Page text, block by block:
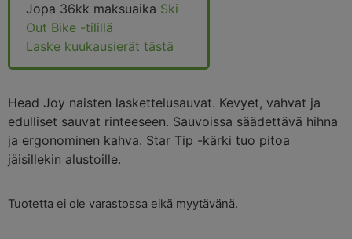
Jopa 36kk maksuaika Ski
Out Bike -tilillä
Laske kuukausierät tästä
Head Joy naisten laskettelusauvat. Kevyet, vahvat ja
edulliset sauvat rinteeseen. Sauvoissa säädettävä hihna
ja ergonominen kahva. Star Tip -kärki tuo pitoa
jäisillekin alustoille.
Tuotetta ei ole varastossa eikä myytävänä.